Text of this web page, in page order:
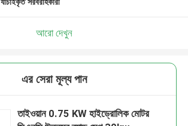
আরো দেখুন
এর সেরা মূল্য পান
তাইওয়ান 0.75 KW হাইড্রোলিক মোটর